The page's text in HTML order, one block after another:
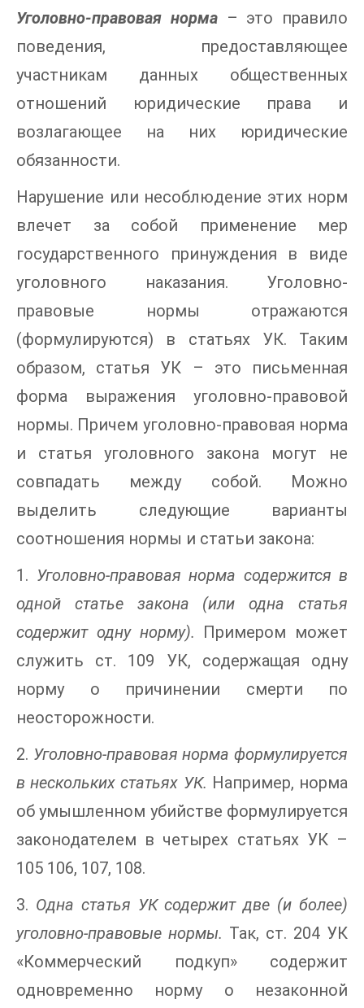
Уголовно-правовая норма– это правило
поведения, предоставляющее
участникам данных общественных
отношений юридические права и
возлагающее на них юридические
обязанности.
Нарушение или несоблюдение этих норм
влечет за собой применение мер
государственного принуждения в виде
уголовного наказания. Уголовно-
правовые нормы отражаются
(формулируются) в статьях УК. Таким
образом, статья УК – это письменная
форма выражения уголовно-правовой
нормы. Причем уголовно-правовая норма
и статья уголовного закона могут не
совпадать между собой. Можно
выделить следующие варианты
соотношения нормы и статьи закона:
1. Уголовно-правовая норма содержится в
одной статье закона (или одна статья
содержит одну норму). Примером может
служить ст. 109 УК, содержащая одну
норму о причинении смерти по
неосторожности.
2. Уголовно-правовая норма формулируется
в нескольких статьях УК. Например, норма
об умышленном убийстве формулируется
законодателем в четырех статьях УК –
105 106, 107, 108.
3. Одна статья УК содержит две (и более)
уголовно-правовые нормы. Так, ст. 204 УК
«Коммерческий подкуп» содержит
одновременно норму о незаконной